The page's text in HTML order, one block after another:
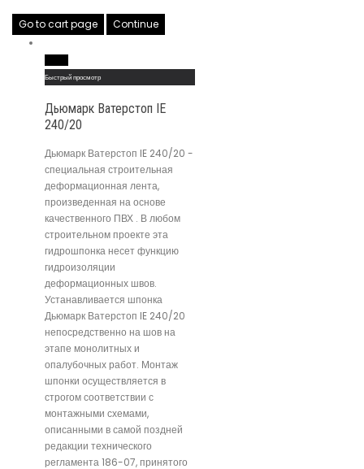
Go to cart page Continue
Быстрый просмотр
Дьюмарк Ватерстоп IE
240/20
Дьюмарк Ватерстоп IE 240/20 -
специальная строительная
деформационная лента,
произведенная на основе
качественного ПВХ . В любом
строительном проекте эта
гидрошпонка несет функцию
гидроизоляции
деформационных швов.
Устанавливается шпонка
Дьюмарк Ватерстоп IE 240/20
непосредственно на шов на
этапе монолитных и
опалубочных работ. Монтаж
шпонки осуществляется в
строгом соответствии с
монтажными схемами,
описанными в самой поздней
редакции технического
регламента 186-07, принятого